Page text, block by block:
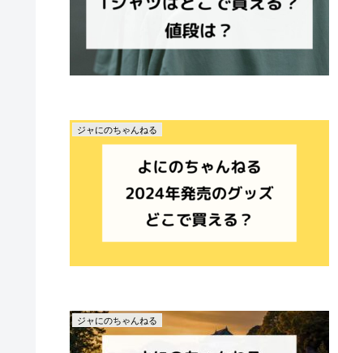
ジャにのちゃんねる
ジャにのちゃんねる